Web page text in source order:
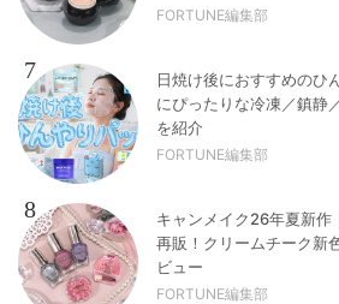
FORTUNE編集部
7
日焼け後におすすめのひ
にぴったりな冷凍／鎮静
を紹介
FORTUNE編集部
8
キャンメイク26年夏新作
再販！クリームチーク新
ビュー
FORTUNE編集部